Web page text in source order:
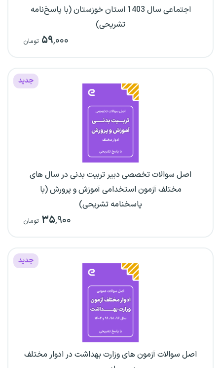
اجتماعی سال 1403 استان خوزستان (با پاسخ‌نامه
تشریحی)
۵۹,۰۰۰ تومان
جدید
اصل سوالات تخصصی دبیر تربیت بدنی در سال های
مختلف آزمون استخدامی آموزش و پرورش (با
پاسخنامه تشریحی)
۳۵,۹۰۰ تومان
جدید
اصل سوالات آزمون های وزارت بهداشت در ادوار مختلف